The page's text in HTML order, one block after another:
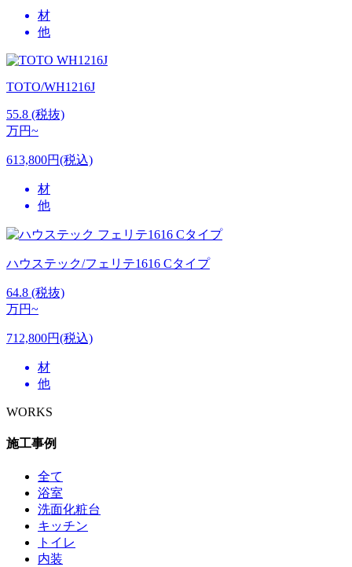
材
他
TOTO/WH1216J
55.8 (税抜)
万円~
613,800円(税込)
材
他
ハウステック/フェリテ1616 Cタイプ
64.8 (税抜)
万円~
712,800円(税込)
材
他
WORKS
施工事例
全て
浴室
洗面化粧台
キッチン
トイレ
内装